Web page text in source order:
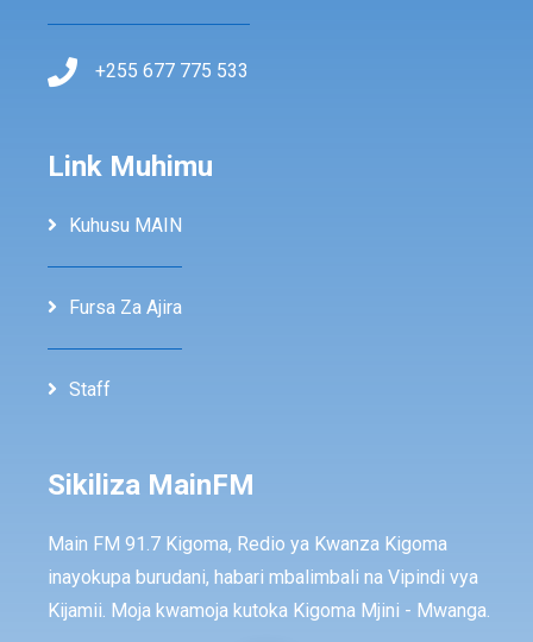
+255 677 775 533
Link Muhimu
Kuhusu MAIN
Fursa Za Ajira
Staff
Sikiliza MainFM
Main FM 91.7 Kigoma, Redio ya Kwanza Kigoma
inayokupa burudani, habari mbalimbali na Vipindi vya
Kijamii. Moja kwamoja kutoka Kigoma Mjini - Mwanga.